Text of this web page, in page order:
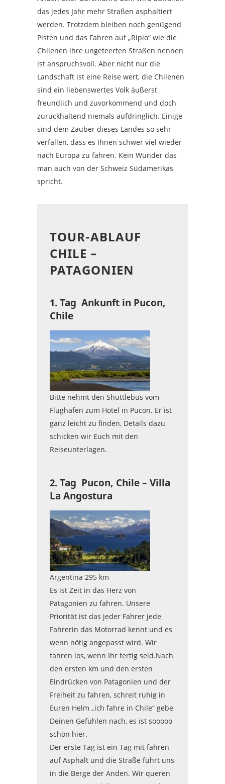
das jedes Jahr mehr Straßen asphaltiert
werden. Trotzdem bleiben noch genügend
Pisten und das Fahren auf „Ripio“ wie die
Chilenen ihre ungeteerten Straßen nennen
ist anspruchsvoll. Aber nicht nur die
Landschaft ist eine Reise wert, die Chilenen
sind ein liebenswertes Volk äußerst
freundlich und zuvorkommend und doch
zurückhaltend niemals aufdringlich. Einige
sind dem Zauber dieses Landes so sehr
verfallen, dass es Ihnen schwer viel wieder
nach Europa zu fahren. Kein Wunder das
man auch von der Schweiz Südamerikas
spricht.
TOUR-ABLAUF
CHILE –
PATAGONIEN
1. Tag Ankunft in Pucon,
Chile
Bitte nehmt den Shuttlebus vom
Flughafen zum Hotel in Pucon. Er ist
ganz leicht zu finden, Details dazu
schicken wir Euch mit den
Reiseunterlagen.
2. Tag Pucon, Chile – Villa
La Angostura
Argentina 295 km
Es ist Zeit in das Herz von
Patagonien zu fahren. Unsere
Priorität ist das jeder Fahrer jede
Fahrerin das Motorrad kennt und es
wenn nötig angepasst wird. Wir
fahren los, wenn Ihr fertig seid.Nach
den ersten km und den ersten
Eindrücken von Patagonien und der
Freiheit zu fahren, schreit ruhig in
Euren Helm „ich fahre in Chile“ gebe
Deinen Gefühlen nach, es ist sooooo
schön hier.
Der erste Tag ist ein Tag mit fahren
auf Asphalt und die Straße führt uns
in die Berge der Anden. Wir queren